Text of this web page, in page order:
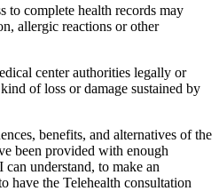
to complete health records may
allergic reactions or other
center authorities legally or
of loss or damage sustained by
benefits, and alternatives of the
been provided with enough
understand, to make an
have the Telehealth consultation